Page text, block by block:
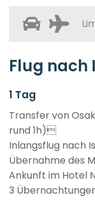
Flug nach
1 Tag
Transfer von
rund 1h)
Inlangsflug nach
Übernahme des
Ankunft im Hotel
3